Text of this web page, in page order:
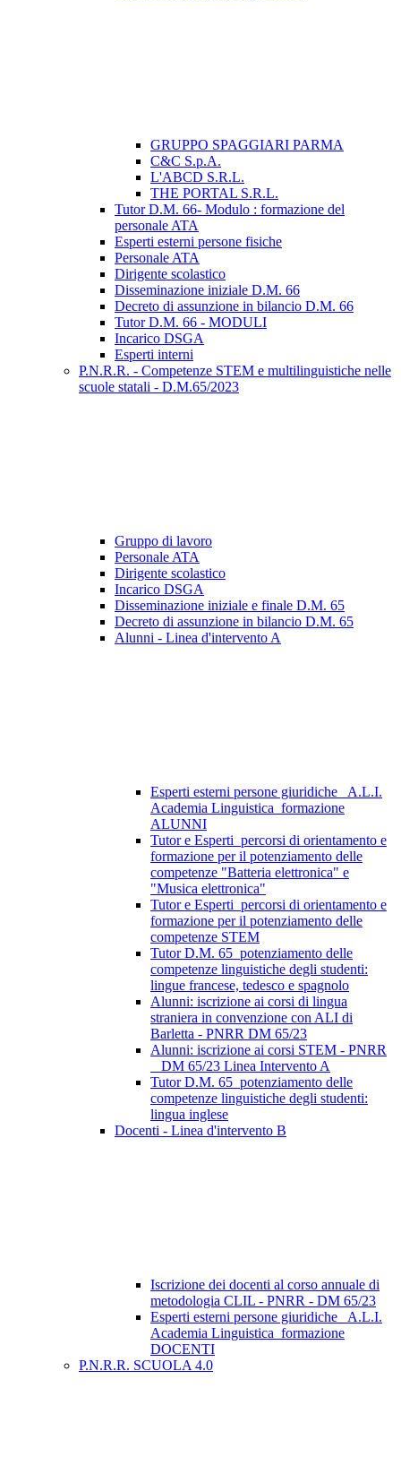
GRUPPO SPAGGIARI PARMA
C&C S.p.A.
L'ABCD S.R.L.
THE PORTAL S.R.L.
Tutor D.M. 66- Modulo : formazione del
personale ATA
Esperti esterni persone fisiche
Personale ATA
Dirigente scolastico
Disseminazione iniziale D.M. 66
Decreto di assunzione in bilancio D.M. 66
Tutor D.M. 66 - MODULI
Incarico DSGA
Esperti interni
P.N.R.R. - Competenze STEM e multilinguistiche nelle
scuole statali - D.M.65/2023
Gruppo di lavoro
Personale ATA
Dirigente scolastico
Incarico DSGA
Disseminazione iniziale e finale D.M. 65
Decreto di assunzione in bilancio D.M. 65
Alunni - Linea d'intervento A
Esperti esterni persone giuridiche_ A.L.I.
Academia Linguistica_formazione
ALUNNI
Tutor e Esperti_percorsi di orientamento e
formazione per il potenziamento delle
competenze "Batteria elettronica" e
"Musica elettronica"
Tutor e Esperti_percorsi di orientamento e
formazione per il potenziamento delle
competenze STEM
Tutor D.M. 65_potenziamento delle
competenze linguistiche degli studenti:
lingue francese, tedesco e spagnolo
Alunni: iscrizione ai corsi di lingua
straniera in convenzione con ALI di
Barletta - PNRR DM 65/23
Alunni: iscrizione ai corsi STEM - PNRR
_ DM 65/23 Linea Intervento A
Tutor D.M. 65_potenziamento delle
competenze linguistiche degli studenti:
lingua inglese
Docenti - Linea d'intervento B
Iscrizione dei docenti al corso annuale di
metodologia CLIL - PNRR - DM 65/23
Esperti esterni persone giuridiche_ A.L.I.
Academia Linguistica_formazione
DOCENTI
P.N.R.R. SCUOLA 4.0